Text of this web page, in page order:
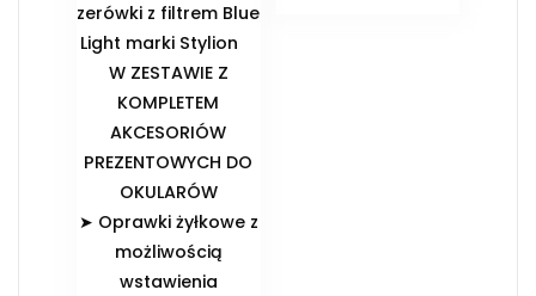
zerówki z filtrem Blue
Light marki Stylion
️W ZESTAWIE Z
KOMPLETEM
AKCESORIÓW
PREZENTOWYCH DO
OKULARÓW️
➤ Oprawki żyłkowe z
możliwością
wstawienia